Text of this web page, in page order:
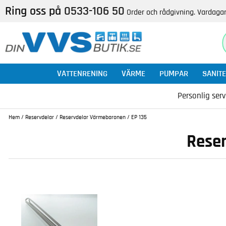
Ring oss på 0533-106 50 Order och rådgivning.
VATTENRENING VÄRME PUMPAR
Personlig
Hem / Reservdelar / Reservdelar Värmebaronen / EP 135